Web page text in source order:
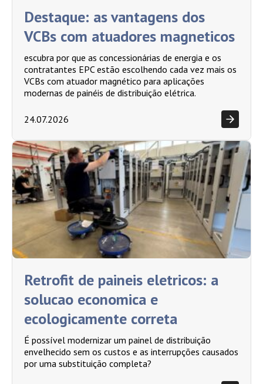
Destaque: as vantagens dos
VCBs com atuadores magneticos
escubra por que as concessionárias de energia e os
contratantes EPC estão escolhendo cada vez mais os
VCBs com atuador magnético para aplicações
modernas de painéis de distribuição elétrica.
24.07.2026
Retrofit de paineis eletricos: a
solucao economica e
ecologicamente correta
É possível modernizar um painel de distribuição
envelhecido sem os custos e as interrupções causados
por uma substituição completa?